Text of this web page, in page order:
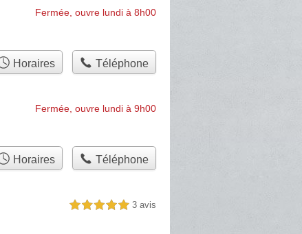
Fermée, ouvre lundi à 8h00
Horaires Téléphone
Fermée, ouvre lundi à 9h00
Horaires Téléphone
5,0 étoiles sur 5 3 avis